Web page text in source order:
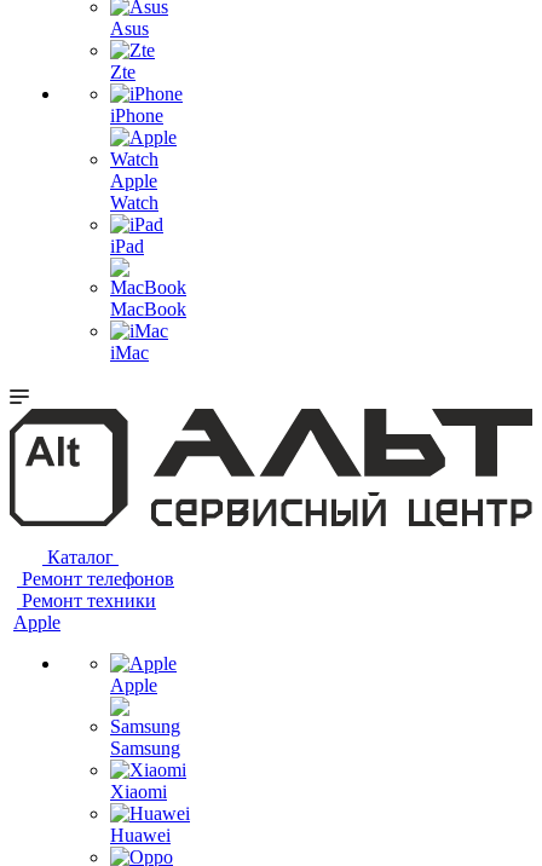
Asus
Zte
iPhone
Apple
Watch
iPad
MacBook
iMac
Каталог
Ремонт телефонов
Ремонт техники
Apple
Apple
Samsung
Xiaomi
Huawei